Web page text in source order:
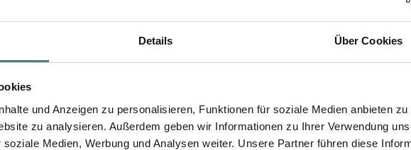
Details Über Cookies
und Anzeigen zu personalisieren, Funktionen für soziale Medien anbieten zu
zu analysieren. Außerdem geben wir Informationen zu Ihrer Verwendung
Medien, Werbung und Analysen weiter. Unsere Partner führen diese